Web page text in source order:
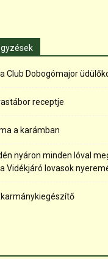
Club Dobogómajor
receptje
a karámban
nyáron minden lóval
Vidékjáró lovasok